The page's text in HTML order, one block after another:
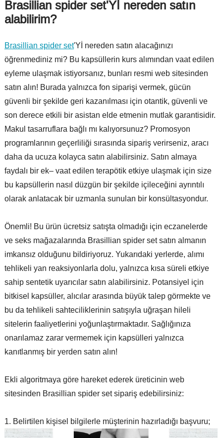
Brasillian spider set'Yİ nereden satın
alabilirim?
Brasillian spider set'Yİ nereden satın alacağınızı
öğrenmediniz mi? Bu kapsüllerin kurs alımından vaat edilen
eyleme ulaşmak istiyorsanız, bunları resmi web sitesinden
satın alın! Burada yalnızca fon siparişi vermek, gücün
güvenli bir şekilde geri kazanılması için otantik, güvenli ve
son derece etkili bir asistan elde etmenin mutlak garantisidir.
Makul tasarruflara bağlı mı kalıyorsunuz? Promosyon
programlarının geçerliliği sırasında sipariş verirseniz, aracı
daha da ucuza kolayca satın alabilirsiniz. Satın almaya
faydalı bir ek– vaat edilen terapötik etkiye ulaşmak için size
bu kapsüllerin nasıl düzgün bir şekilde içileceğini ayrıntılı
olarak anlatacak bir uzmanla sunulan bir konsültasyondur.
Önemli! Bu ürün ücretsiz satışta olmadığı için eczanelerde
ve seks mağazalarında Brasillian spider set satın almanın
imkansız olduğunu bildiriyoruz. Yukarıdaki yerlerde, alımı
tehlikeli yan reaksiyonlarla dolu, yalnızca kısa süreli etkiye
sahip sentetik uyarıcılar satın alabilirsiniz. Potansiyel için
bitkisel kapsüller, alıcılar arasında büyük talep görmekte ve
bu da tehlikeli sahteciliklerinin satışıyla uğraşan hileli
sitelerin faaliyetlerini yoğunlaştırmaktadır. Sağlığınıza
onarılamaz zarar vermemek için kapsülleri yalnızca
kanıtlanmış bir yerden satın alın!
Ekli algoritmaya göre hareket ederek üreticinin web
sitesinden Brasillian spider set sipariş edebilirsiniz:
Belirtilen kişisel bilgilerle müşterinin hazırladığı başvuru;